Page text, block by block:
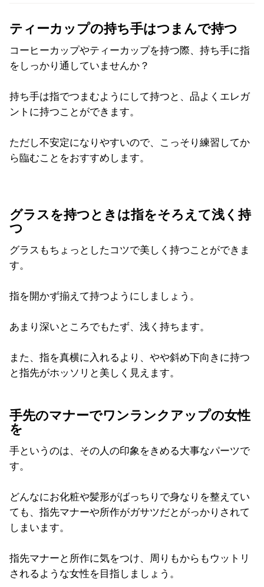
ティーカップの持ち手はつまんで持つ
コーヒーカップやティーカップを持つ際、持ち手に指
をしっかり通していませんか？
持ち手は指でつまむようにして持つと、品よくエレガ
ントに持つことができます。
ただし不安定になりやすいので、こっそり練習してか
ら臨むことをおすすめします。
グラスを持つときは指をそろえて浅く持
つ
グラスもちょっとしたコツで美しく持つことができま
す。
指を開かず揃えて持つようにしましょう。
あまり深いところでもたず、浅く持ちます。
また、指を真横に入れるより、やや斜め下向きに持つ
と指先がホッソリと美しく見えます。
手先のマナーでワンランクアップの女性
を
手というのは、その人の印象をきめる大事なパーツで
す。
どんなにお化粧や髪形がばっちりで身なりを整えてい
ても、指先マナーや所作がガサツだとがっかりされて
しまいます。
指先マナーと所作に気をつけ、周りもからもウットリ
されるような女性を目指しましょう。